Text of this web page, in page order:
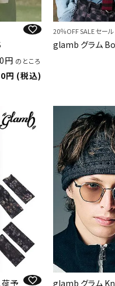
のところ
税込
20％OFF SALE セール
glamb グラム
予 glamb グラム